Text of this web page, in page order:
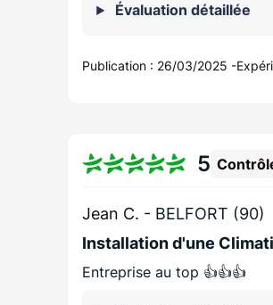
Évaluation détaillée
Publication : 26/03/2025 -
5
Jean C. - BELFORT (90)
Installation d'une
Entreprise au top 👍👍👍